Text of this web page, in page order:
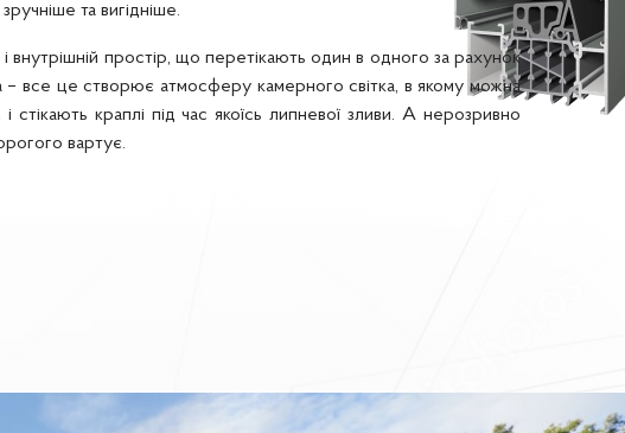
та вигідніше.
простір, що перетікають один в одного за рахунок
– все це створює атмосферу камерного світка, в якому можна
краплі під час якоїсь липневої зливи. А нерозривно
вартує.